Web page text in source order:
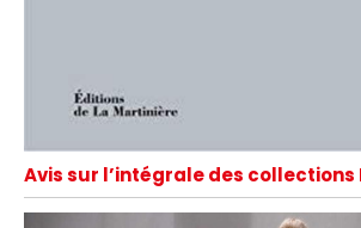
Avis sur l’intégrale des collections